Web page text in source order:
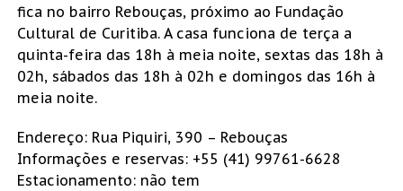
fica no bairro Rebouças, próximo ao Fundação
Cultural de Curitiba. A casa funciona de terça a
quinta-feira das 18h à meia noite, sextas das 18h à
02h, sábados das 18h à 02h e domingos das 16h à
meia noite.
Endereço: Rua Piquiri, 390 – Rebouças
Informações e reservas: +55 (41) 99761-6628
Estacionamento: não tem